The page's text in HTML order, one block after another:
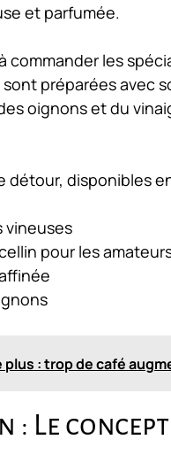
et parfumée.
commander les
préparées avec
oignons et du
détour, disponibles
vineuses
pour les
plus : trop de café
: Le